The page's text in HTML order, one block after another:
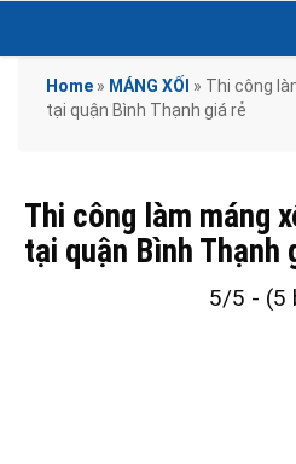
Home » MÁNG XỐI » Thi công
tại quận Bình Thạnh giá rẻ
Thi công làm máng
tại quận Bình Thạnh
5/5 - (5